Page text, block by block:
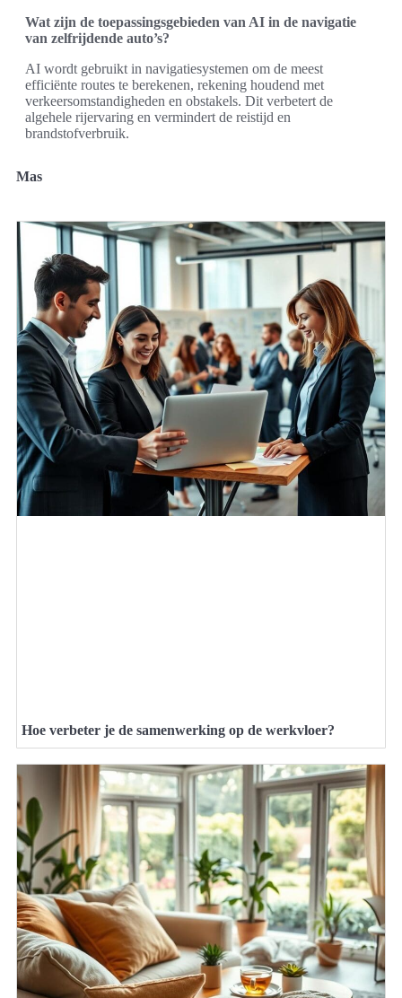
Wat zijn de toepassingsgebieden van AI in de navigatie
van zelfrijdende auto’s?
AI wordt gebruikt in navigatiesystemen om de meest
efficiënte routes te berekenen, rekening houdend met
verkeersomstandigheden en obstakels. Dit verbetert de
algehele rijervaring en vermindert de reistijd en
brandstofverbruik.
Mas
Hoe verbeter je de samenwerking op de werkvloer?